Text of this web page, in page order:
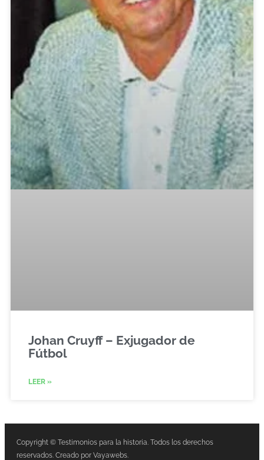
Johan Cruyff – Exjugador de
Fútbol
LEER »
Copyright © Testimonios para la historia. Todos los derechos
reservados. Creado por Vayawebs.